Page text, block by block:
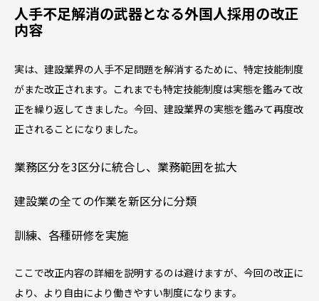
人手不足解消の武器となる外国人採用の改正
内容
実は、建設業界の人手不足問題を解消するために、特定技能制度
がまた改正されます。これまでも特定技能制度は実態を鑑みて改
正を繰り返してきました。今回、建設業界の実態を鑑みて再度改
正されることになりました。
業務区分を3区分に統合し、業務範囲を拡大
建設業の全ての作業を新区分に分類
訓練、各種研修を実施
ここで改正内容の詳細を説明するのは避けますが、今回の改正に
より、より自由により働きやすい制度になります。